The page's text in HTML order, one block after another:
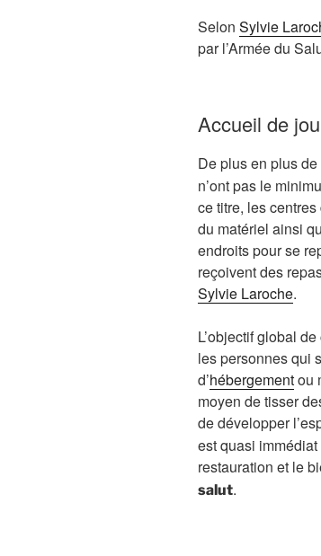
Selon Sylvie
par l’Armée du
Accueil de
De plus en plus
n’ont pas le
ce titre, les
du matériel ainsi
endroits pour se
reçoivent des
Sylvie Laroche.
L’objectif global
les personnes qui
d’hébergementou
moyen de tisser
de développer
est quasi
restauration et le
salut.